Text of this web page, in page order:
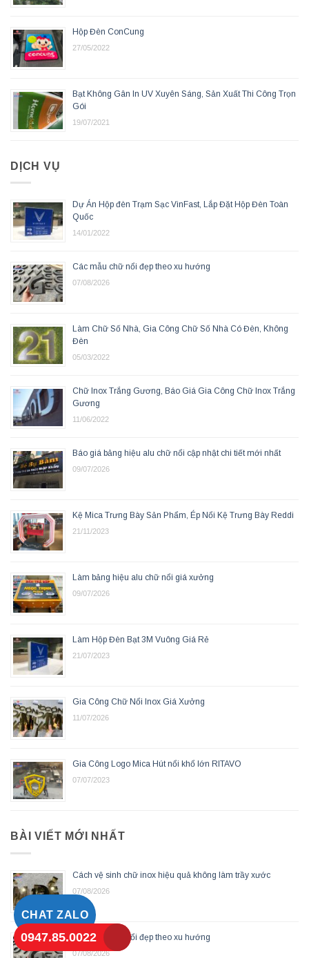
CHAT ZALO
0947.85.0022
Hộp Đèn ConCung
27/05/2022
Bạt Không Gân In UV Xuyên Sáng, Sản Xuất Thi Công Trọn
Gói
19/07/2021
DỊCH VỤ
Dự Án Hộp đèn Trạm Sạc VinFast, Lắp Đặt Hộp Đèn Toàn
Quốc
14/01/2022
Các mẫu chữ nổi đẹp theo xu hướng
07/08/2026
Làm Chữ Số Nhà, Gia Công Chữ Số Nhà Có Đèn, Không
Đèn
05/03/2022
Chữ Inox Trắng Gương, Báo Giá Gia Công Chữ Inox Trắng
Gương
11/06/2022
Báo giá bảng hiệu alu chữ nổi cập nhật chi tiết mới nhất
09/07/2026
Kệ Mica Trưng Bày Sản Phẩm, Ép Nổi Kệ Trưng Bày Reddi
21/11/2023
Làm bảng hiệu alu chữ nổi giá xưởng
09/07/2026
Làm Hộp Đèn Bạt 3M Vuông Giá Rẻ
21/07/2023
Gia Công Chữ Nổi Inox Giá Xưởng
11/07/2026
Gia Công Logo Mica Hút nổi khổ lớn RITAVO
07/07/2023
BÀI VIẾT MỚI NHẤT
Cách vệ sinh chữ inox hiệu quả không làm trầy xước
07/08/2026
Các mẫu chữ nổi đẹp theo xu hướng
07/08/2026